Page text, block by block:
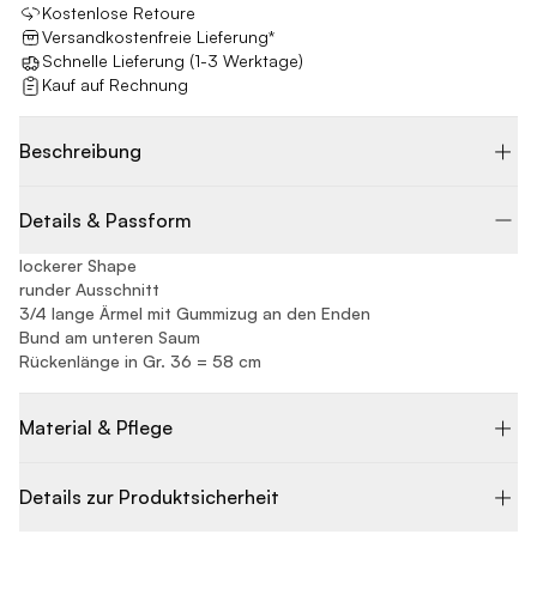
Kostenlose Retoure
Versandkostenfreie Lieferung*
Schnelle Lieferung (1-3 Werktage)
Kauf auf Rechnung
Beschreibung
Details & Passform
lockerer Shape
runder Ausschnitt
3/4 lange Ärmel mit Gummizug an den Enden
Bund am unteren Saum
Rückenlänge in Gr. 36 = 58 cm
Material & Pflege
Details zur Produktsicherheit